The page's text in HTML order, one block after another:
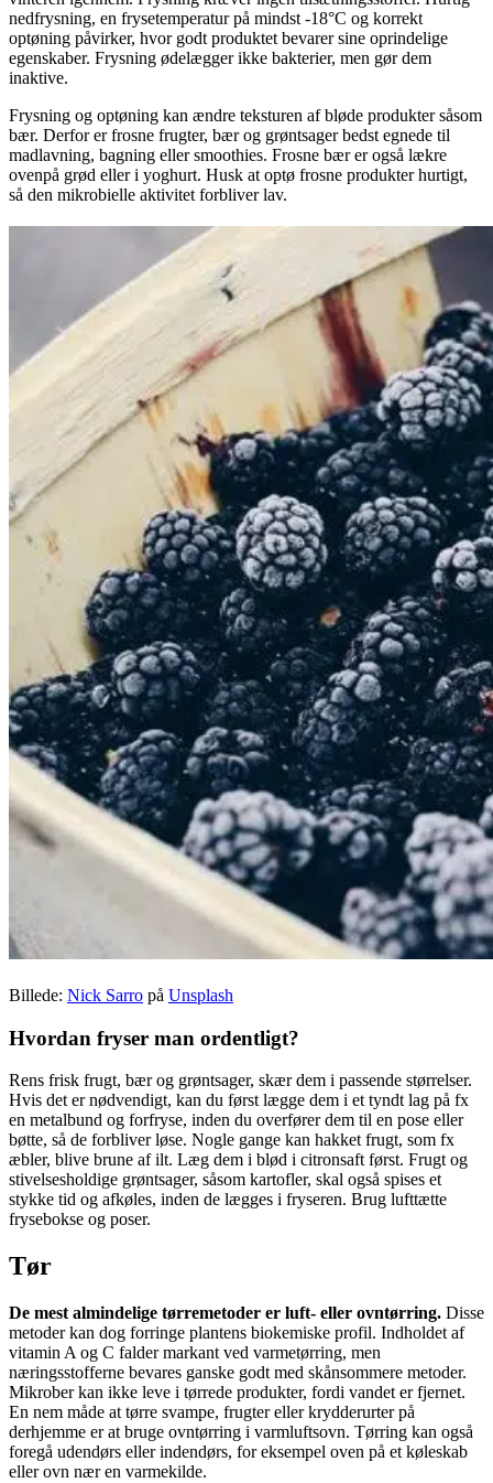
nedfrysning, en frysetemperatur på mindst -18°C og korrekt
optøning påvirker, hvor godt produktet bevarer sine oprindelige
egenskaber. Frysning ødelægger ikke bakterier, men gør dem
inaktive.
Frysning og optøning kan ændre teksturen af ​​bløde produkter såsom
bær. Derfor er frosne frugter, bær og grøntsager bedst egnede til
madlavning, bagning eller smoothies. Frosne bær er også lækre
ovenpå grød eller i yoghurt. Husk at optø frosne produkter hurtigt,
så den mikrobielle aktivitet forbliver lav.
Billede: Nick Sarro på Unsplash
Hvordan fryser man ordentligt?
Rens frisk frugt, bær og grøntsager, skær dem i passende størrelser.
Hvis det er nødvendigt, kan du først lægge dem i et tyndt lag på fx
en metalbund og forfryse, inden du overfører dem til en pose eller
bøtte, så de forbliver løse. Nogle gange kan hakket frugt, som fx
æbler, blive brune af ilt. Læg dem i blød i citronsaft først. Frugt og
stivelsesholdige grøntsager, såsom kartofler, skal også spises et
stykke tid og afkøles, inden de lægges i fryseren. Brug lufttætte
frysebokse og poser.
Tør
De mest almindelige tørremetoder er luft- eller ovntørring. Disse
metoder kan dog forringe plantens biokemiske profil. Indholdet af
vitamin A og C falder markant ved varmetørring, men
næringsstofferne bevares ganske godt med skånsommere metoder.
Mikrober kan ikke leve i tørrede produkter, fordi vandet er fjernet.
En nem måde at tørre svampe, frugter eller krydderurter på
derhjemme er at bruge ovntørring i varmluftsovn. Tørring kan også
foregå udendørs eller indendørs, for eksempel oven på et køleskab
eller ovn nær en varmekilde.